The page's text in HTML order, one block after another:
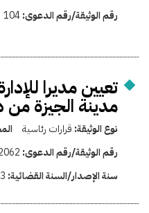
رقم الوثيقة/رقم الدعوى:104
تعيين مديرا
مدينة الجيزة
نوع الوثيقة: قرارات رئاسية
رقم الوثيقة/رقم الدعوى:
سنة الإصدار/السنة القضائية: